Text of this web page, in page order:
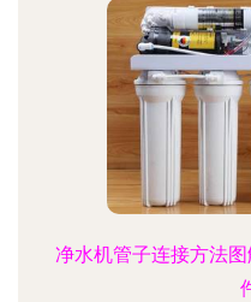
净水机管子连接方法